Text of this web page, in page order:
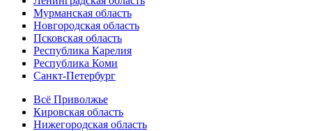
Мурманская область
Новгородская область
Псковская область
Республика Карелия
Республика Коми
Санкт-Петербург
Всё Приволжье
Кировская область
Нижегородская область